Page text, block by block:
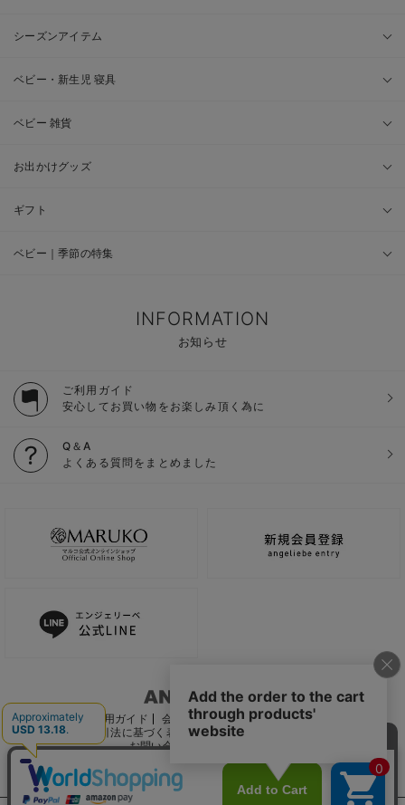
シーズンアイテム
ベビー・新生児 寝具
ベビー 雑貨
お出かけグッズ
ギフト
ベビー｜季節の特集
INFORMATION
お知らせ
ご利用ガイド
安心してお買い物をお楽しみ頂く為に
Q＆A
よくある質問をまとめました
ご利用ガイド 会社概要 電子公告
利用規約
特定商取引法に基づく表記
個人情報保護方針
お問い合わせ